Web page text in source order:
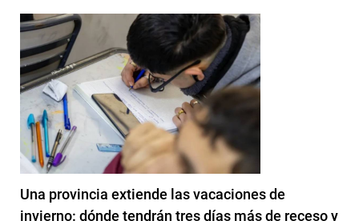
Una provincia extiende las vacaciones de
invierno: dónde tendrán tres días más de receso y